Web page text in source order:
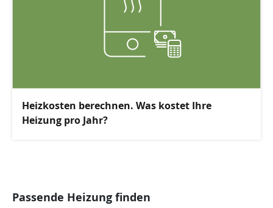
Heizkosten berechnen. Was kostet Ihre
Heizung pro Jahr?
Passende Heizung finden